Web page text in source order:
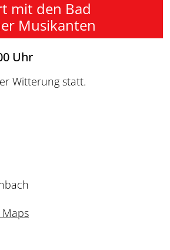
mit den Bad
Musikanten
Uhr
Witterung statt.
Maps